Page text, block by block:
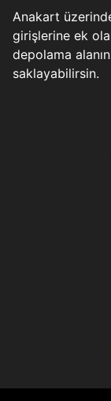
Anakart
girişlerine ek
depolama
saklayabilirsin.